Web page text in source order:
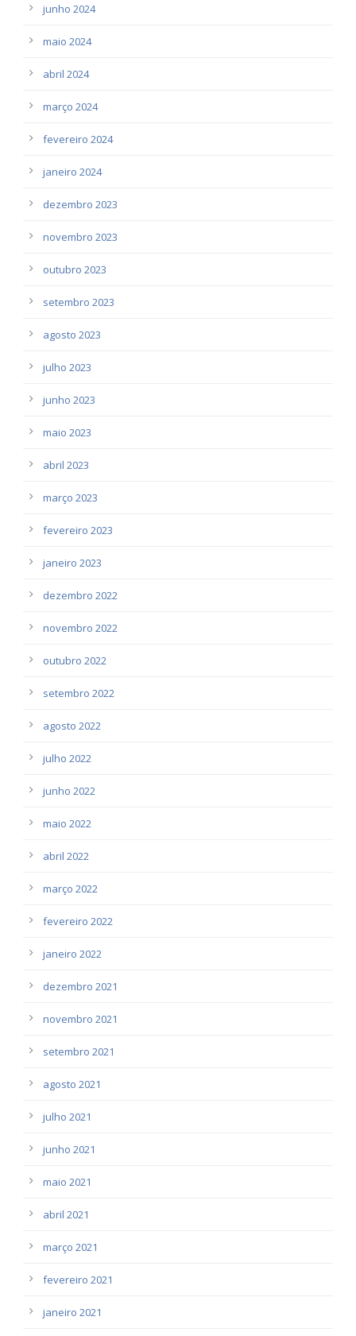
junho 2024
maio 2024
abril 2024
março 2024
fevereiro 2024
janeiro 2024
dezembro 2023
novembro 2023
outubro 2023
setembro 2023
agosto 2023
julho 2023
junho 2023
maio 2023
abril 2023
março 2023
fevereiro 2023
janeiro 2023
dezembro 2022
novembro 2022
outubro 2022
setembro 2022
agosto 2022
julho 2022
junho 2022
maio 2022
abril 2022
março 2022
fevereiro 2022
janeiro 2022
dezembro 2021
novembro 2021
setembro 2021
agosto 2021
julho 2021
junho 2021
maio 2021
abril 2021
março 2021
fevereiro 2021
janeiro 2021